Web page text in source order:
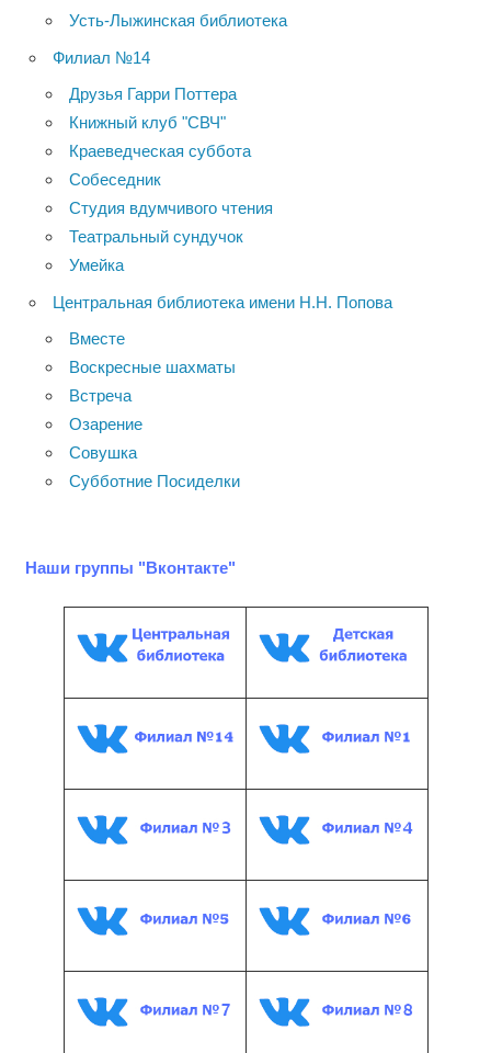
Усть-Лыжинская библиотека
Филиал №14
Друзья Гарри Поттера
Книжный клуб "СВЧ"
Краеведческая суббота
Собеседник
Студия вдумчивого чтения
Театральный сундучок
Умейка
Центральная библиотека имени Н.Н. Попова
Вместе
Воскресные шахматы
Встреча
Озарение
Совушка
Субботние Посиделки
Наши группы "Вконтакте"